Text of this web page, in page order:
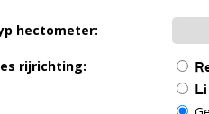
hectometer:
rijrichting:
Li